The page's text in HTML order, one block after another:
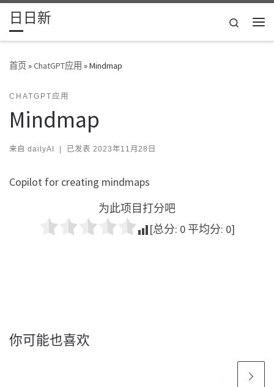
Skip to content
日日新
Search
首页»ChatGPT应用 »Mindmap
CHATGPT应用
Mindmap
来自 dailyAI | 已发表 2023年11月28日
Copilot for creating mindmaps
为此项目打分吧
[总分: 0 平均分: 0]
你可能也喜欢